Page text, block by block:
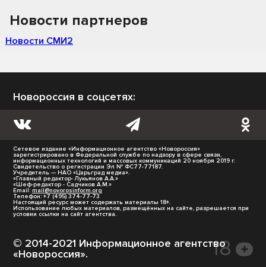
Новости партнеров
Новости СМИ2
Новороссия в соцсетях:
Сетевое издание «Информационное агентство «Новороссия»
зарегистрировано в Федеральной службе по надзору в сфере связи,
информационных технологий и массовых коммуникаций 20 ноября 2019 г.
Свидетельство о регистрации Эл № ФС77-77187.
Учредитель — НАО «Царьград медиа».
«Главный редактор- Лукьянов А.А.»
«Шеф-редактор - Садчиков А.М.»
Email: mail@novorosinform.org
Телефон: +7 (495) 374-77-73
Настоящий ресурс может содержать материалы 18+.
Использование любых материалов, размещённых на сайте, разрешается при
условии ссылки на сайт агентства.
© 2014-2021 Информационное агентство
«Новороссия».